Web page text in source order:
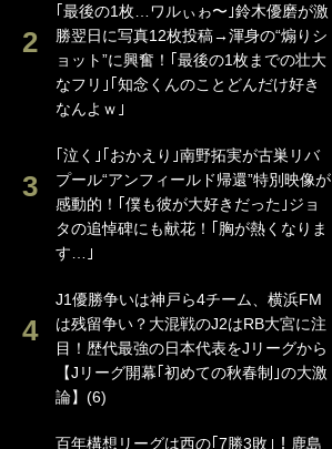
｢最後の1枚…ワルぃゎ〜｣鈴木優磨が激
勝翌日に写真12枚投稿→渾身の“煽りシ
ョット”に興奮！｢最後の1枚までの壮大
なフリ｣｢知念くんのことどんだけ好き
なんよｗ｣
｢泣く｣｢おかえり｣南野拓実が古巣リバ
プール“アンフィールド帰還”特別映像が
感動的！｢僕も彼が大好きだった｣ジョ
タの追悼碑にも献花！｢胸が熱くなりま
す…｣
J1優勝争いは神戸ら4チーム、横浜FM
は残留争い？大混戦のJ2はRB大宮に注
目！歴代最強の日本代表をJリーグから
【Jリーグ開幕｢初めての秋春制｣の大激
論】(6)
百年構想リーグは西の｢7勝3敗｣！鹿島